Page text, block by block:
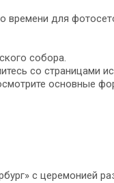
времени для
собора.
со страницами
основные
с церемонией